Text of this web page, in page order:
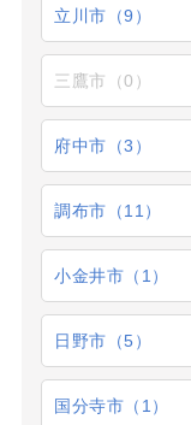
立川市（9）
三鷹市（0）
府中市（3）
調布市（11）
小金井市（1）
日野市（5）
国分寺市（1）